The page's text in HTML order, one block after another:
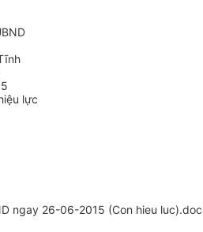
lực
ngay 26-06-2015 (Con hieu luc).doc